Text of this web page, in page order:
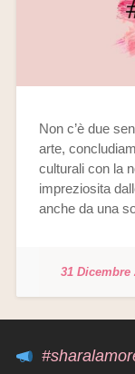
Non c’è due
arte,
culturali con la
impreziosita
anche da una
31 Dicembre